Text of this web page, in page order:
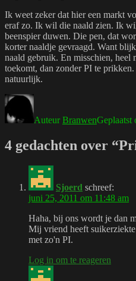
Ik weet zeker dat hier een markt
eraf zo. Ik wil die naald zien. Ik
beenspier duwen. Die pen, dat
korter naaldje gevraagd. Want
naald gebruik. En misschien, heel
toekomt, dan zonder PI te
natuurlijk.
AuteurBranwenGeplaatst
4 gedachten over
Sjoerd schreef:
juni 25, 2011 om 11:48 am
Haha, bij ons wordt je dan
Mij vriend heeft
met zo'n PI.
Log in om te reageren